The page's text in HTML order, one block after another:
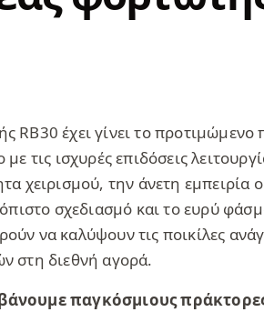
RB30 έχει γίνει το προτιμώμενο
τις ισχυρές επιδόσεις
χειρισμού, την άνετη εμπειρία
σχεδιασμό και το ευρύ
να καλύψουν τις ποικίλες
στη διεθνή αγορά.
παγκόσμιους